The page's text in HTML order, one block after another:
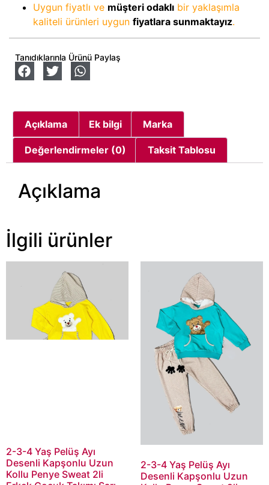
Uygun fiyatlı ve müşteri odaklı bir yaklaşımla
kaliteli ürünleri uygun fiyatlara sunmaktayız.
Tanıdıklarınla Ürünü Paylaş
Açıklama Ek bilgi Marka
Değerlendirmeler (0) Taksit Tablosu
Açıklama
İlgili ürünler
2-3-4 Yaş Pelüş Ayı
Desenli Kapşonlu Uzun
Kollu Penye Sweat 2li
2-3-4 Yaş Pelüş Ayı
Desenli Kapşonlu Uzun